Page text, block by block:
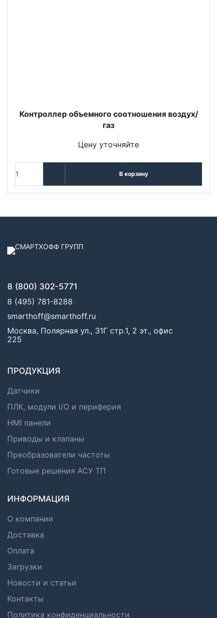
Контроллер объемного соотношения воздух/
газ
Цену уточняйте
В корзину
8 (800) 302-5771
8 (495) 781-8288
smarthoff@smarthoff.ru
Москва, Полярная ул., 31Г стр.1, 2 эт., офис
225
ПРОДУКЦИЯ
Датчики
ПЛК, модули I/O и периферия
HMI панели
Приводы и клапаны
Преобразователи частоты
Готовые решения АСУ ТП
ИНФОРМАЦИЯ
О компании
Доставка
Оплата
Загрузки
Новости и статьи
Контакты
Политика конфиденциальности